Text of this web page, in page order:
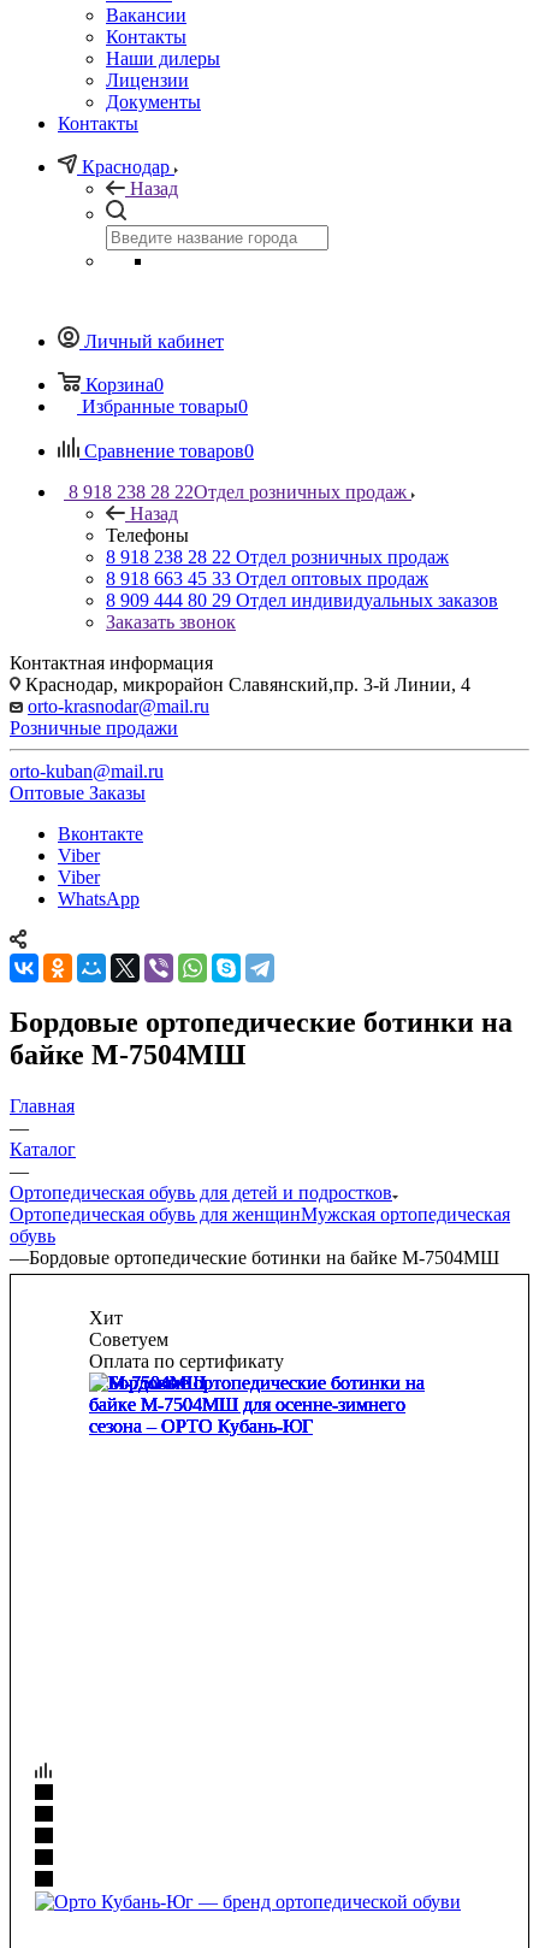
Вакансии
Контакты
Наши дилеры
Лицензии
Документы
Контакты
Краснодар
Назад
Личный кабинет
Корзина0
Избранные товары0
Сравнение товаров0
8 918 238 28 22Отдел розничных продаж
Назад
Телефоны
8 918 238 28 22 Отдел розничных продаж
8 918 663 45 33 Отдел оптовых продаж
8 909 444 80 29 Отдел индивидуальных заказов
Заказать звонок
Контактная информация
Краснодар, микрорайон Славянский,пр. 3-й Линии, 4
orto-krasnodar@mail.ru
Розничные продажи
orto-kuban@mail.ru
Оптовые Заказы
Вконтакте
Viber
Viber
WhatsApp
Бордовые ортопедические ботинки на
байке М-7504МШ
Главная
—
Каталог
—
Ортопедическая обувь для детей и подростков
Ортопедическая обувь для женщинМужская ортопедическая
обувь
—Бордовые ортопедические ботинки на байке М-7504МШ
Хит
Советуем
Оплата по сертификату